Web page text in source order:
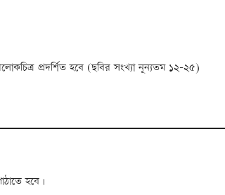
প্রদর্শিত হবে (ছবির সংখ্যা নূন্যতম ১২-২৫)
হবে।